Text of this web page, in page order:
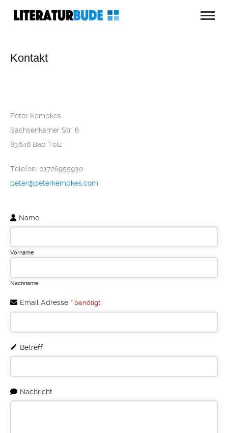
Kontakt
Peter Kempkes
Sachsenkamer Str. 6
83646 Bad Tölz
Telefon: 01726955930
peter@peterkempkes.com
Name
Vorname
Nachname
Email Adresse * benötigt
Betreff
PhoneNachricht